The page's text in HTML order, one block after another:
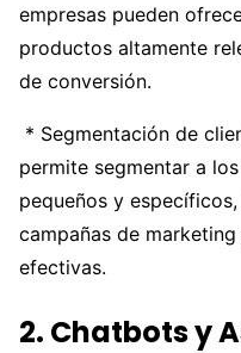
empresas pueden
productos altamente
de conversión.
* Segmentación de
permite segmentar a
pequeños y
campañas de
efectivas.
2. Chatbots y